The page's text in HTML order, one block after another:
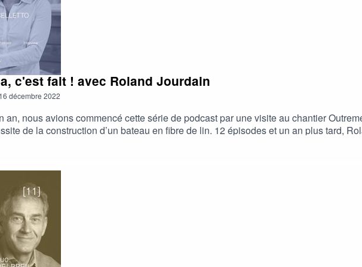
c'est fait ! avec Roland Jourdain
décembre 2022
an, nous avions commencé cette série de podcast par une visite au chantier
de la construction d’un bateau en fibre de lin. 12 épisodes et un an plus tard,
réaliste mais qu’il était surtout bel et bien réel. Le 9 novembre 2022, Bilou
avec son catamaran en fibre de lin We Explore. Après 16 jours de mer, Bilou
il sera classé 2e à cause d’une rupture de plomb. Pour ce dernier épisode, Roland
depuis plus d’un an. Puis nous rencontrerons des skippers et les partenaires qui